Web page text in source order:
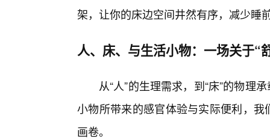
架，让你的床边空间井然有序，减少睡
人、床、与生活小物：一场关于“
从“人”的生理需求，到“床”的物理
小物所带来的感官体验与实际便利，
画卷。